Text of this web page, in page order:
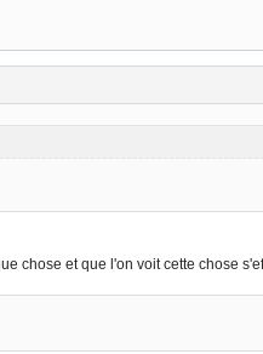
chose et que l'on voit cette chose